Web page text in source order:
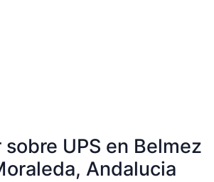
UPS en Belmez
Andalucia